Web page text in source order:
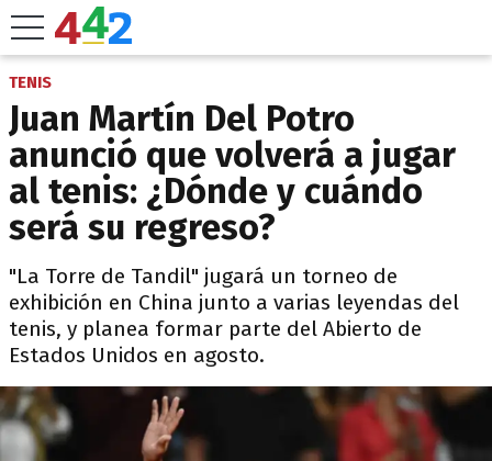
TENIS
Juan Martín Del Potro
anunció que volverá a jugar
al tenis: ¿Dónde y cuándo
será su regreso?
"La Torre de Tandil" jugará un torneo de
exhibición en China junto a varias leyendas del
tenis, y planea formar parte del Abierto de
Estados Unidos en agosto.